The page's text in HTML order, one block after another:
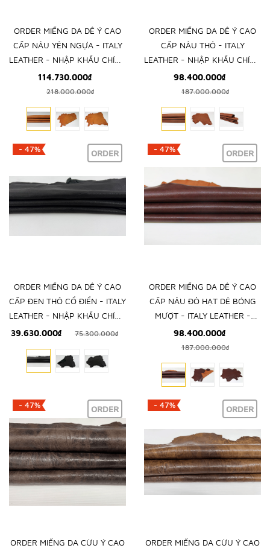
ORDER MIẾNG DA DÊ Ý CAO
CẤP NÂU YÊN NGỰA - ITALY
LEATHER - NHẬP KHẨU CHÍNH
HÃNG TỪ Ý
114.730.000₫
218.000.000₫
ORDER MIẾNG DA DÊ Ý CAO
CẤP NÂU THÔ - ITALY
LEATHER - NHẬP KHẨU CHÍNH
HÃNG TỪ Ý
98.400.000₫
187.000.000₫
- 47% ORDER
ORDER MIẾNG DA DÊ Ý CAO
CẤP ĐEN THÔ CỔ ĐIỂN - ITALY
LEATHER - NHẬP KHẨU CHÍNH
HÃNG TỪ Ý
39.630.000₫ 75.300.000₫
- 47% ORDER
ORDER MIẾNG DA DÊ Ý CAO
CẤP NÂU ĐỎ HẠT DẺ BÓNG
MƯỢT - ITALY LEATHER -
NHẬP KHẨU CHÍNH HÃNG TỪ
Ý
98.400.000₫
187.000.000₫
- 47% ORDER
ORDER MIẾNG DA CỪU Ý CAO
- 47% ORDER
ORDER MIẾNG DA CỪU Ý CAO